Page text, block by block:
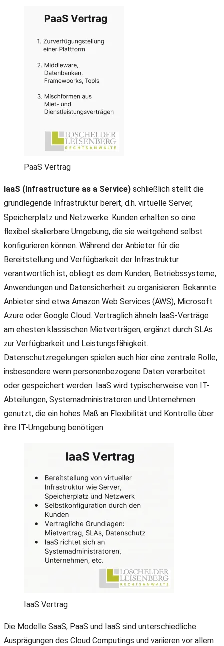
PaaS Vertrag
IaaS (Infrastructure as a Service) schließlich stellt die
grundlegende Infrastruktur bereit, d.h. virtuelle Server,
Speicherplatz und Netzwerke. Kunden erhalten so eine
flexibel skalierbare Umgebung, die sie weitgehend selbst
konfigurieren können. Während der Anbieter für die
Bereitstellung und Verfügbarkeit der Infrastruktur
verantwortlich ist, obliegt es dem Kunden, Betriebssysteme,
Anwendungen und Datensicherheit zu organisieren. Bekannte
Anbieter sind etwa Amazon Web Services (AWS), Microsoft
Azure oder Google Cloud. Vertraglich ähneln IaaS-Verträge
am ehesten klassischen Mietverträgen, ergänzt durch SLAs
zur Verfügbarkeit und Leistungsfähigkeit.
Datenschutzregelungen spielen auch hier eine zentrale Rolle,
insbesondere wenn personenbezogene Daten verarbeitet
oder gespeichert werden. IaaS wird typischerweise von IT-
Abteilungen, Systemadministratoren und Unternehmen
genutzt, die ein hohes Maß an Flexibilität und Kontrolle über
ihre IT-Umgebung benötigen.
IaaS Vertrag
Die Modelle SaaS, PaaS und IaaS sind unterschiedliche
Ausprägungen des Cloud Computings und variieren vor allem